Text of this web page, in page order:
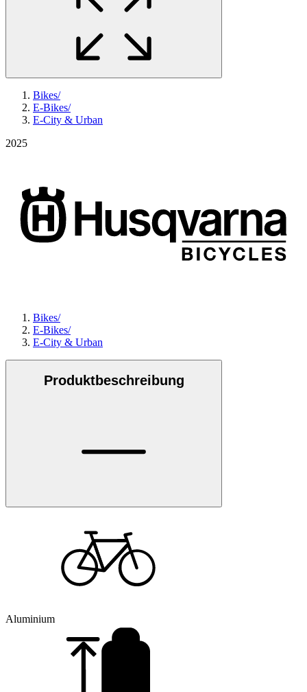
Bikes/
E-Bikes/
E-City & Urban
2025
Bikes/
E-Bikes/
E-City & Urban
Produktbeschreibung
Aluminium